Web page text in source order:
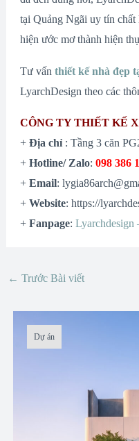
tại Quảng Ngãi uy tín
hiện ước mơ thành hiện
Tư vấn thiết kế nhà đẹp
LyarchDesign theo các
CÔNG TY THIẾT KẾ
+ Địa chỉ: Tầng 3 căn
+ Hotline/ Zalo: 098 386
+ Email:
+ Website: https://
+ Fanpage: Lyarchdesign
← Trước Bài viết
Dự án